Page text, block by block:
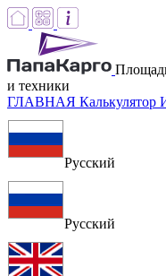
и техники
ГЛАВНАЯ Калькулятор
Русский
Русский